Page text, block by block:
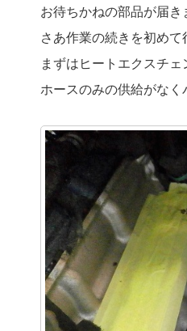
お待ちかねの部品が届き
さあ作業の続きを初めて
まずはヒートエクスチ
ホースのみの供給がな